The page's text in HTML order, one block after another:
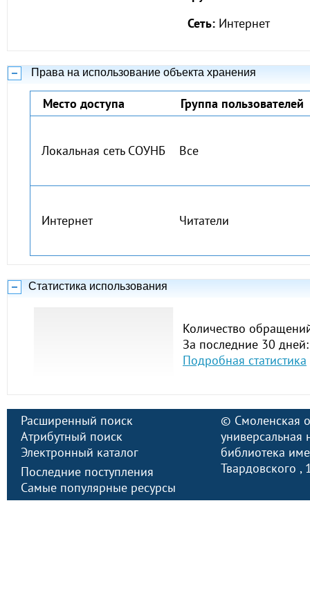
Сеть: Интернет
Права на использование объекта хранения
Место доступа Группа пользователей
Локальная сеть СОУНБ Все
Интернет Читатели
Статистика использования
Количество
За последние 30
Подробная статистика
Расширенный поиск
Атрибутный поиск
Электронный каталог
Последние поступления
Самые популярные ресурсы
© Смоленская
универсальная
библиотека
Твардовского ,